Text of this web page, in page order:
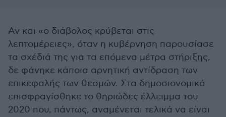
Αν και «ο διάβολος κρύβεται στις
λεπτομέρειες», όταν η κυβέρνηση παρουσίασε
τα σχέδιά της για τα επόμενα μέτρα στήριξης,
δε φάνηκε κάποια αρνητική αντίδραση των
επικεφαλής των θεσμών. Στα δημοσιονομικά
επισφραγίσθηκε το θηριώδες έλλειμμα του
2020 που, πάντως, αναμένεται τελικά να είναι